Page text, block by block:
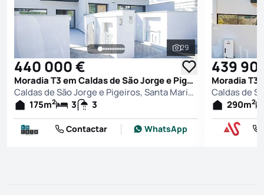
Ver todas as
29
440 000 €
Moradia T3 em Caldas de São Jorge e Pigeiros, Santa Maria da Feira
Caldas de São Jorge e Pigeiros, Santa Maria da Feira
175m2 3 3
Contactar WhatsApp
439
290m2